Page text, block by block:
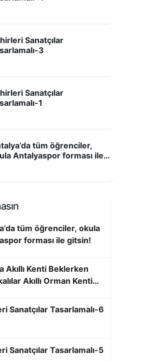
Sanatçılar
3
Sanatçılar
1
tüm öğrenciler,
Antalyaspor forması ile
tüm öğrenciler, okula
forması ile gitsin!
Akıllı Kenti Beklerken
Akıllı Orman Kenti
Sanatçılar Tasarlamalı-6
Sanatçılar Tasarlamalı-5